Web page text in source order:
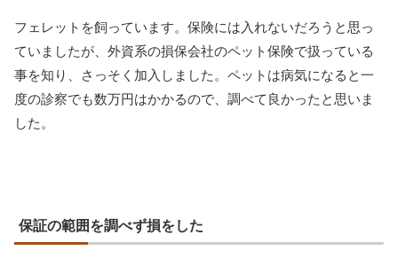
フェレットを飼っています。保険には入れないだろうと思っ
ていましたが、外資系の損保会社のペット保険で扱っている
事を知り、さっそく加入しました。ペットは病気になると一
度の診察でも数万円はかかるので、調べて良かったと思いま
した。
保証の範囲を調べず損をした